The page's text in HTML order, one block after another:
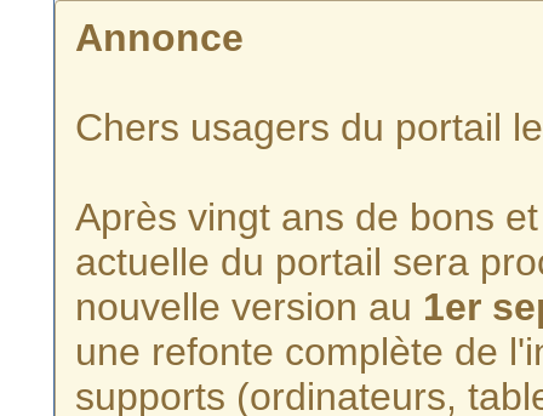
Annonce
Chers usagers du portail
Après vingt ans de bons
actuelle du portail sera
nouvelle version au 1er
une refonte complète de
supports (ordinateurs,